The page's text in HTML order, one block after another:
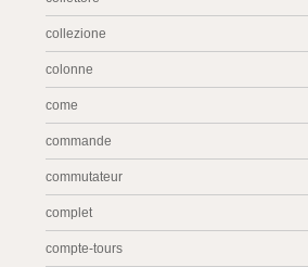
collezione
colonne
come
commande
commutateur
complet
compte-tours